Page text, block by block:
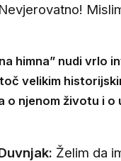
Nevjerovatno!
himna” nudi vrlo
velikim
o njenom životu i
Želim da